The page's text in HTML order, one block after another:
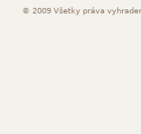
© 2009 Všetky práva